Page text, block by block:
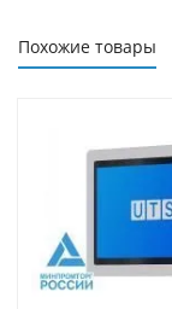
Похожие товары